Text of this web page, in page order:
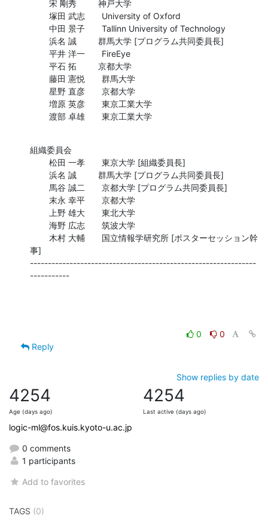
        渡部 卓雄       東京工業大学
組織委員会
事]
---------------------------------------------------------------
-----------
0
0
Reply
Show replies by date
4254
Age (days ago)
4254
Last active (days ago)
logic-ml@fos.kuis.kyoto-u.ac.jp
0 comments
1 participants
Add to favorites
TAGS (0)